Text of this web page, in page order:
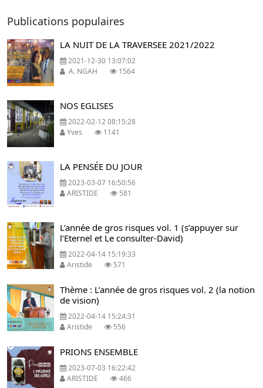
Publications populaires
LA NUIT DE LA TRAVERSEE 2021/2022
2021-12-30 13:07:02
A. NGAH
1564
NOS EGLISES
2022-02-12 08:15:28
Yves
1141
LA PENSÉE DU JOUR
2023-03-07 16:50:56
ARISTIDE
581
L’année de gros risques vol. 1 (s’appuyer sur
l’Eternel et Le consulter-David)
2022-04-14 15:19:33
Aristide
571
Thème : L’année de gros risques vol. 2 (la notion
de vision)
2022-04-14 15:24:31
Aristide
556
PRIONS ENSEMBLE
2023-07-03 16:22:42
ARISTIDE
466